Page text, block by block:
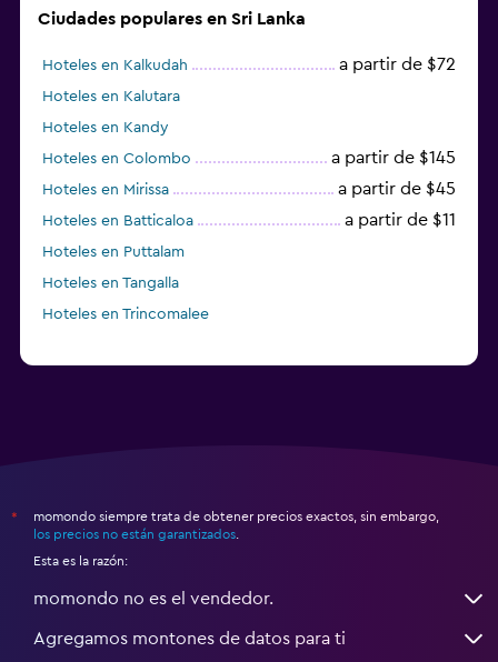
Ciudades populares en Sri Lanka
Hoteles en Kalkudah a partir de $72
Hoteles en Kalutara
Hoteles en Kandy
Hoteles en Colombo
a partir de $145
Hoteles en Mirissa a partir de $45
Hoteles en Batticaloa a partir de $11
Hoteles en Puttalam
Hoteles en Tangalla
Hoteles en Trincomalee
*
momondo siempre trata de obtener precios exactos, sin embargo,
los precios no están garantizados
Esta es la razón:
momondo no es el vendedor.
Agregamos montones de datos para ti